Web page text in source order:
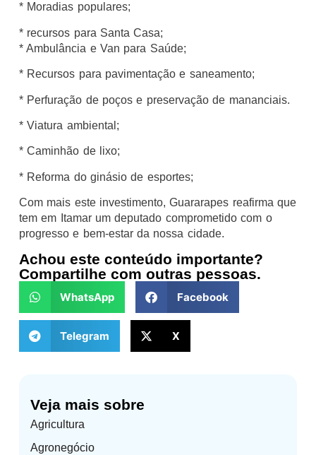
Veja mais sobre
Agricultura
Agronegócio
* Moradias populares;
* recursos para Santa Casa;
* Ambulância e Van para Saúde;
* Recursos para pavimentação e saneamento;
* Perfuração de poços e preservação de mananciais.
* Viatura ambiental;
* Caminhão de lixo;
* Reforma do ginásio de esportes;
Com mais este investimento, Guararapes reafirma que
tem em Itamar um deputado comprometido com o
progresso e bem-estar da nossa cidade.
Achou este conteúdo importante?
Compartilhe com outras pessoas.
WhatsApp Facebook
Telegram X